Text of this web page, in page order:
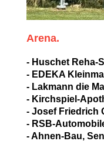
Arena.
- Huschet Reha-
- EDEKA
- Lakmann die
- Kirchspiel-
- Josef Friedrich
- RSB-
- Ahnen-Bau,